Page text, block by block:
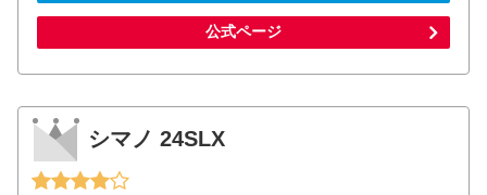
公式ページ
シマノ 24SLX